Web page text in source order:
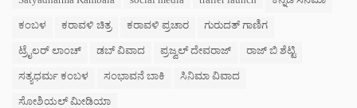
ಕಂಬಳ ಕರಾವಳಿ ಚಿತ್ರ ಕರಾವಳಿ ಪ್ರಚಾರ ಗುರುದತ್ ಗಾಣಿಗ
ಟ್ರೈಲರ್ ಲಾಂಚ್ ಡಬ್ ವಿವಾದ ಪ್ರಜ್ವಲ್ ದೇವರಾಜ್ ರಾಜ್ ಬಿ ಶೆಟ್ಟಿ
ಸತ್ಯಧರ್ಮ ಕಂಬಳ ಸಂಭಾವನೆ ಬಾಕಿ ಸಿನಿಮಾ ವಿವಾದ
ಸೋಶಿಯಲ್ ಮೀಡಿಯಾ